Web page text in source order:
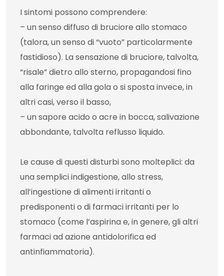
I sintomi possono comprendere:
– un senso diffuso di bruciore allo stomaco
(talora, un senso di “vuoto” particolarmente
fastidioso). La sensazione di bruciore, talvolta,
“risale” dietro allo sterno, propagandosi fino
alla faringe ed alla gola o si sposta invece, in
altri casi, verso il basso,
– un sapore acido o acre in bocca, salivazione
abbondante, talvolta reflusso liquido.
Le cause di questi disturbi sono molteplici: da
una semplici indigestione, allo stress,
all’ingestione di alimenti irritanti o
predisponenti o di farmaci irritanti per lo
stomaco (come l’aspirina e, in genere, gli altri
farmaci ad azione antidolorifica ed
antinfiammatoria).